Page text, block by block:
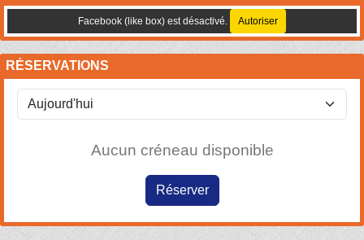
Facebook (like box) est désactivé. Autoriser
RÉSERVATIONS
Aucun créneau disponible
Réserver